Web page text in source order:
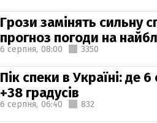
Грози замінять сильну
прогноз погоди на
6 серпня, 08:00 3350
Пік спеки в Україні: де
+38 градусів
6 серпня, 06:40 832